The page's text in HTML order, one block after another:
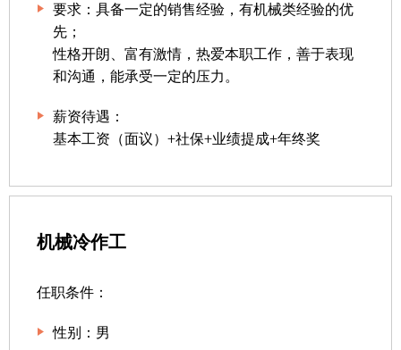
要求：具备一定的销售经验，有机械类经验的优
先；
性格开朗、富有激情，热爱本职工作，善于表现
和沟通，能承受一定的压力。
薪资待遇：
基本工资（面议）+社保+业绩提成+年终奖
机械冷作工
任职条件：
性别：男